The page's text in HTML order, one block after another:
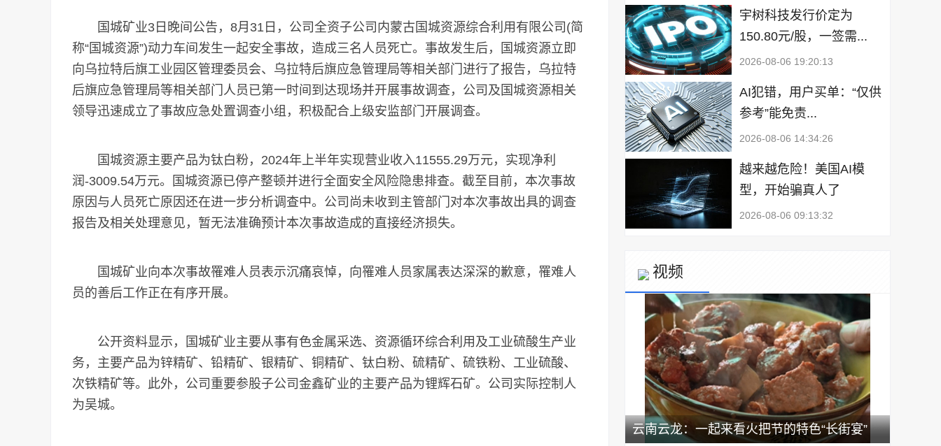
国城矿业3日晚间公告，8月31日，公司全资子公司内蒙古国城资源综合利用有限公司(简
称“国城资源”)动力车间发生一起安全事故，造成三名人员死亡。事故发生后，国城资源立即
向乌拉特后旗工业园区管理委员会、乌拉特后旗应急管理局等相关部门进行了报告，乌拉特
后旗应急管理局等相关部门人员已第一时间到达现场并开展事故调查，公司及国城资源相关
领导迅速成立了事故应急处置调查小组，积极配合上级安监部门开展调查。
国城资源主要产品为钛白粉，2024年上半年实现营业收入11555.29万元，实现净利
润-3009.54万元。国城资源已停产整顿并进行全面安全风险隐患排查。截至目前，本次事故
原因与人员死亡原因还在进一步分析调查中。公司尚未收到主管部门对本次事故出具的调查
报告及相关处理意见，暂无法准确预计本次事故造成的直接经济损失。
国城矿业向本次事故罹难人员表示沉痛哀悼，向罹难人员家属表达深深的歉意，罹难人
员的善后工作正在有序开展。
公开资料显示，国城矿业主要从事有色金属采选、资源循环综合利用及工业硫酸生产业
务，主要产品为锌精矿、铅精矿、银精矿、铜精矿、钛白粉、硫精矿、硫铁粉、工业硫酸、
次铁精矿等。此外，公司重要参股子公司金鑫矿业的主要产品为锂辉石矿。公司实际控制人
为吴城。
宇树科技发行价定为
150.80元/股，一签需...
2026-08-06 19:20:13
AI犯错，用户买单：“仅供
参考”能免责...
2026-08-06 14:34:26
越来越危险！美国AI模
型，开始骗真人了
2026-08-06 09:13:32
视频
云南云龙：一起来看火把节的特色“长街宴”